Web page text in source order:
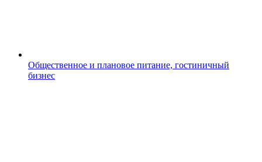
Общественное и плановое питание, гостиничный
бизнес